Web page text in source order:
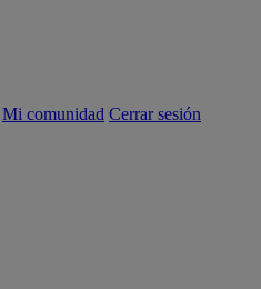
Mi comunidad Cerrar sesión